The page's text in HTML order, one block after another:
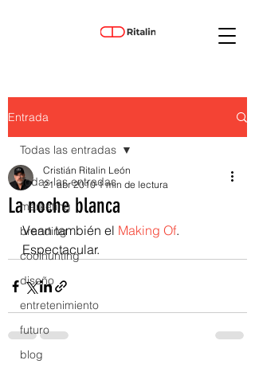
Entrada
Todas las entradas
marketing
branding
coolhunting
diseño
entretenimiento
futuro
blog
Todas las entradas
La noche blanca
Cristián Ritalin León
21 abr 2010 1 min de lectura
Vean también el Making Of.
Espectacular.